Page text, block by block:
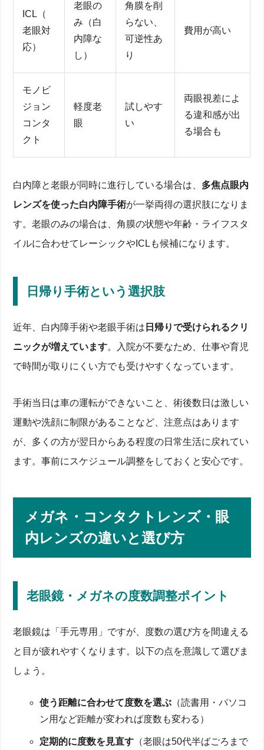
ICL（
老眼対
応）
老眼の
み（白
内障な
し）
角膜を削
らない、
可逆性あ
り
費用が高い
モノビ
ジョン
コンタ
クト
軽度老
眼
試しやす
い
両眼視差によ
る違和感が出
る場合も
白内障と老眼が同時に進行している場合は、 多焦点眼内
レンズを使った白内障手術が一挙両得の選択肢になりま
す。老眼のみの場合は、角膜の状態や年齢・ライフスタ
イルに合わせてレーシックやICLも候補になります。
日帰り手術という選択肢
近年、白内障手術や老眼手術は 日帰りで受けられるクリ
ニックが増えています。入院が不要なため、仕事や育児
で時間が取りにくい方でも受けやすくなっています。
手術当日は車の運転ができないこと、術後数日は激しい
運動や洗顔に制限があることなど、注意点はあります
が、多くの方が翌日からある程度の日常生活に戻れてい
ます。事前にスケジュール調整をしておくと安心です。
メガネ・コンタクトレンズ・眼
内レンズの違いと選び方
老眼鏡・メガネの度数調整ポイント
老眼鏡は「手元専用」ですが、度数の選び方を間違える
と目が疲れやすくなります。以下の点を意識して選びま
しょう。
使う距離に合わせて度数を選ぶ （読書用・パソコ
ン用など距離が変われば度数も変わる）
定期的に度数を見直す （老眼は50代半ばごろまで